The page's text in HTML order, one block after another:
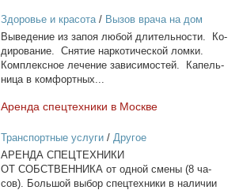
Здоровье и красота/ Вызов врача на дом
Вы­ве­де­ние из за­поя лю­бой дли­тель­но­сти. Ко­
ди­ро­ва­ние. Сня­тие нар­ко­ти­че­ской лом­ки.
Ком­плекс­ное ле­че­ние за­ви­си­мо­стей. Ка­пель­
ни­ца в ком­форт­ных...
Арен­да спец­тех­ни­ки в Москве
Транспортные услуги/ Другое
АРЕНДА СПЕЦТЕХНИКИ
ОТ СОБСТВЕННИКА от од­ной сме­ны (8 ча­
сов). Боль­шой вы­бор спец­тех­ни­ки в на­ли­чии